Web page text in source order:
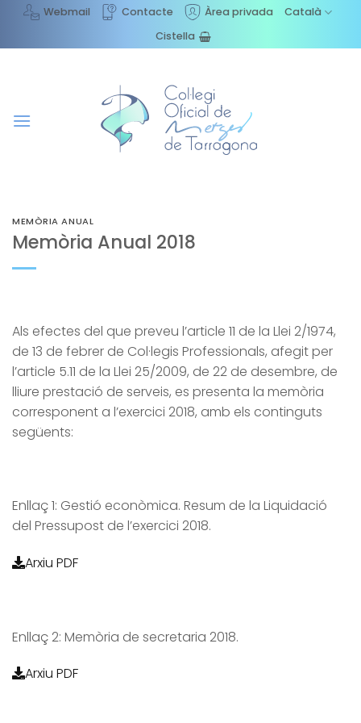
content
Webmail Contacte Àrea privada
Català
Cistella
MEMÒRIA ANUAL
Memòria Anual 2018
Als efectes del que preveu l’article 11 de la Llei 2/1974,
de 13 de febrer de Col·legis Professionals, afegit per
l’article 5.11 de la Llei 25/2009, de 22 de desembre, de
lliure prestació de serveis, es presenta la memòria
corresponent a l’exercici 2018, amb els continguts
següents:
Enllaç 1: Gestió econòmica. Resum de la Liquidació
del Pressupost de l’exercici 2018.
Arxiu PDF
Enllaç 2: Memòria de secretaria 2018.
Arxiu PDF